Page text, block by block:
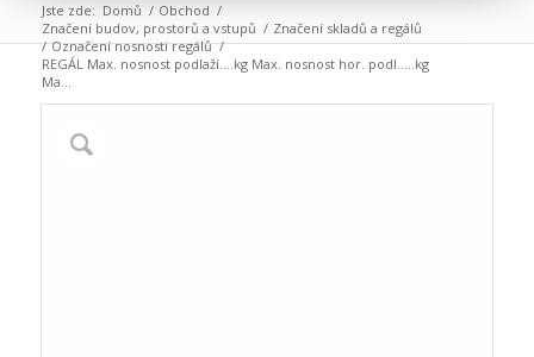
Jste zde: Domů / Obchod /
Značení budov, prostorů a vstupů / Značení skladů a regálů
/ Označení nosnosti regálů /
REGÁL Max. nosnost podlaží….kg Max. nosnost hor. podl…..kg
Ma...